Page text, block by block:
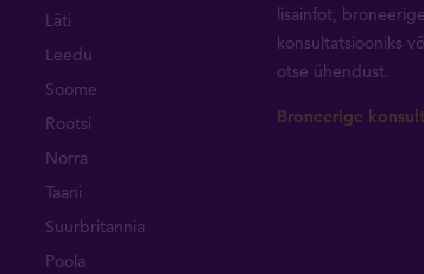
Läti
Leedu
Soome
Rootsi
Norra
Taani
Suurbritannia
Poola
lisainfot,
konsultatsiooniks
otse ühendust.
Broneerige